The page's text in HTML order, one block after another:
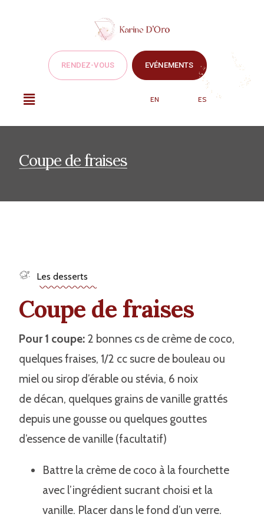
RENDEZ-VOUS EVÉNEMENTS
EN ES
Coupe de fraises
Les desserts
Coupe de fraises
Pour 1 coupe: 2 bonnes cs de crème de coco,
quelques fraises, 1/2 cc sucre de bouleau ou
miel ou sirop d’érable ou stévia, 6 noix
de décan, quelques grains de vanille grattés
depuis une gousse ou quelques gouttes
d’essence de vanille (facultatif)
Battre la crème de coco à la fourchette
avec l’ingrédient sucrant choisi et la
vanille. Placer dans le fond d’un verre.